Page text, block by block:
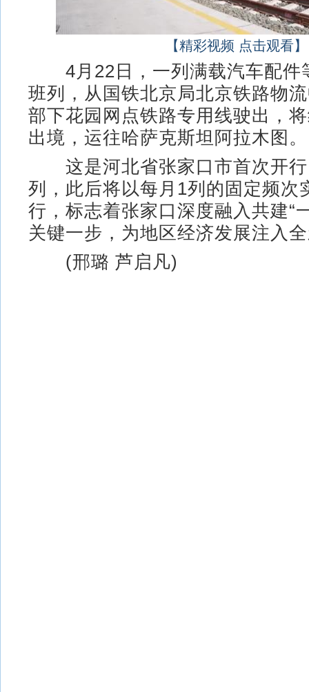
【精彩视频 点击观看】
4月22日，一列满载汽车配件
班列，从国铁北京局北京铁路物
部下花园网点铁路专用线驶出，
出境，运往哈萨克斯坦阿拉木图。
这是河北省张家口市首次开行
列，此后将以每月1列的固定频次
行，标志着张家口深度融入共建“
关键一步，为地区经济发展注入
(邢璐 芦启凡)